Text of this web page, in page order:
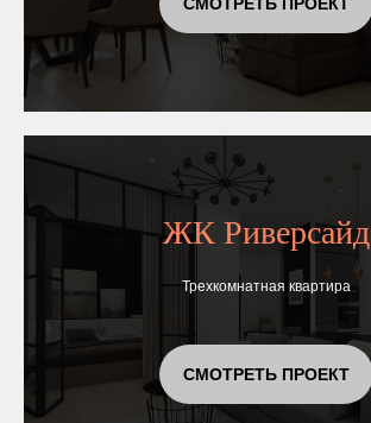
СМОТРЕТЬ ПРОЕКТ
ЖК Риверсайд
Трехкомнатная квартира
СМОТРЕТЬ ПРОЕКТ